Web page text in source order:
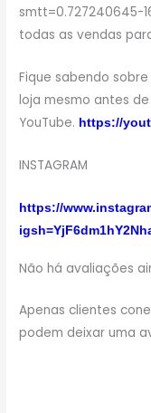
smtt=0.727240645-
todas as vendas
Fique sabendo
loja mesmo antes
YouTube. https://
INSTAGRAM
https://
Não há avaliações
Apenas clientes
podem deixar uma